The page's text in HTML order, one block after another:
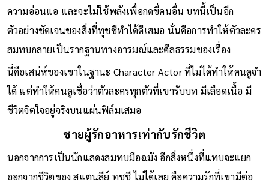
ความแข็งแรง แต่เพราะเห็นว่าเด็กหนุ่มร่างเล็กคนนั้นเข้าใจ
ความอ่อนแอ และจะไม่ใช้พลังเพื่อกดขี่คนอื่น บทนี้เป็นอีก
ตัวอย่างชัดเจนของสิ่งที่ทุชชีทำได้ดีเสมอ นั่นคือการทำให้ตัวละคร
สมทบกลายเป็นรากฐานทางอารมณ์และศีลธรรมของเรื่อง
นี่คือเสน่ห์ของเขาในฐานะ Character Actor ที่ไม่ได้ทำให้คนดูจำ
ได้ แต่ทำให้คนดูเชื่อว่าตัวละครทุกตัวที่เขารับบท มีเลือดเนื้อ มี
ชีวิตจิตใจอยู่จริงบนแผ่นฟิล์มเสมอ
ชายผู้รักอาหารเท่ากับรักชีวิต
นอกจากการเป็นนักแสดงสมทบมือฉมัง อีกสิ่งหนึ่งที่แทบจะแยก